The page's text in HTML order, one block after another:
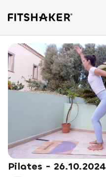
Pilates - 26.10.2024